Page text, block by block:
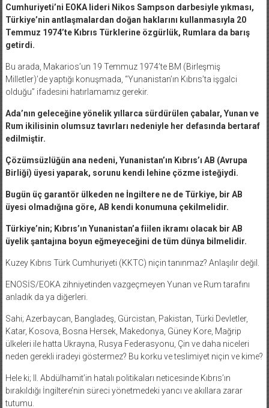
Cumhuriyeti’ni EOKA lideri Nikos Sampson darbesiyle yıkması,
Türkiye’nin antlaşmalardan doğan haklarını kullanmasıyla 20
Temmuz 1974’te Kıbrıs Türklerine özgürlük, Rumlara da barış
getirdi.
Bu arada, Makarios’un 19 Temmuz 1974’te BM (Birleşmiş
Milletler)’de yaptığı konuşmada, “Yunanistan’ın Kıbrıs’ta işgalci
olduğu” ifadesini hatırlamamız gerekir.
Ada’nın geleceğine yönelik yıllarca sürdürülen çabalar, Yunan ve
Rum ikilisinin olumsuz tavırları nedeniyle her defasında bertaraf
edilmiştir.
Çözümsüzlüğün ana nedeni, Yunanistan’ın Kıbrıs’ı AB (Avrupa
Birliği) üyesi yaparak, sorunu kendi lehine çözme isteğiydi.
Bugün üç garantör ülkeden ne İngiltere ne de Türkiye, bir AB
üyesi olmadığına göre, AB kendi konumuna çekilmelidir.
Türkiye’nin; Kıbrıs’ın Yunanistan’a fiilen ikramı olacak bir AB
üyelik şantajına boyun eğmeyeceğini de tüm dünya bilmelidir.
Kuzey Kıbrıs Türk Cumhuriyeti (KKTC) niçin tanınmaz? Anlaşılır değil.
ENOSİS/EOKA zihniyetinden vazgeçmeyen Yunan ve Rum tarafını
anladık da ya diğerleri.
Sahi; Azerbaycan, Bangladeş, Gürcistan, Pakistan, Türki Devletler,
Katar, Kosova, Bosna Hersek, Makedonya, Güney Kore, Mağrip
ülkeleri ile hatta Ukrayna, Rusya Federasyonu, Çin ve daha niceleri
neden gerekli iradeyi göstermez? Bu korku ve teslimiyet niçin ve kime?
Hele ki; II. Abdülhamit’in hatalı politikaları neticesinde Kıbrıs’ın
bırakıldığı İngiltere’nin süreci yönetmedeki yancı ve akıllara zarar
tutumu.